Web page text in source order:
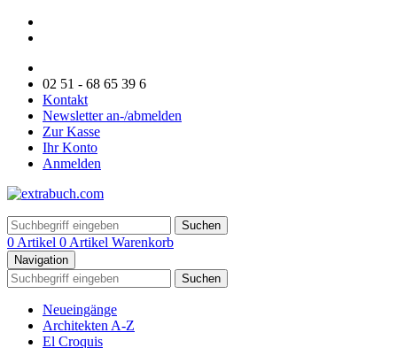
02 51 - 68 65 39 6
Kontakt
Newsletter an-/abmelden
Zur Kasse
Ihr Konto
Anmelden
Suchen
0 Artikel 0 Artikel Warenkorb
Navigation
Suchen
Neueingänge
Architekten A-Z
El Croquis